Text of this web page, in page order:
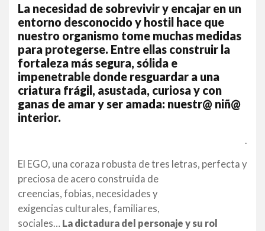
La necesidad de sobrevivir y encajar en un
entorno desconocido y hostil hace que
nuestro organismo tome muchas medidas
para protegerse. Entre ellas construir la
fortaleza más segura, sólida e
impenetrable donde resguardar a una
criatura frágil, asustada, curiosa y con
ganas de amar y ser amada: nuestr@ niñ@
interior.
.
El EGO, una coraza robusta de tres letras, perfecta y
preciosa de acero construida de
creencias, fobias, necesidades y
exigencias culturales, familiares,
sociales… La dictadura del personaje y su rol